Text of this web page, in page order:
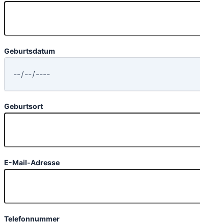
Geburtsdatum
Geburtsort
E-Mail-Adresse
Telefonnummer